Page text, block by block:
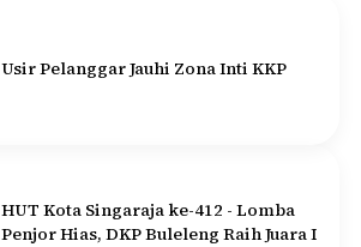
Usir Pelanggar Jauhi Zona Inti KKP
HUT Kota Singaraja ke-412 - Lomba
Penjor Hias, DKP Buleleng Raih Juara I